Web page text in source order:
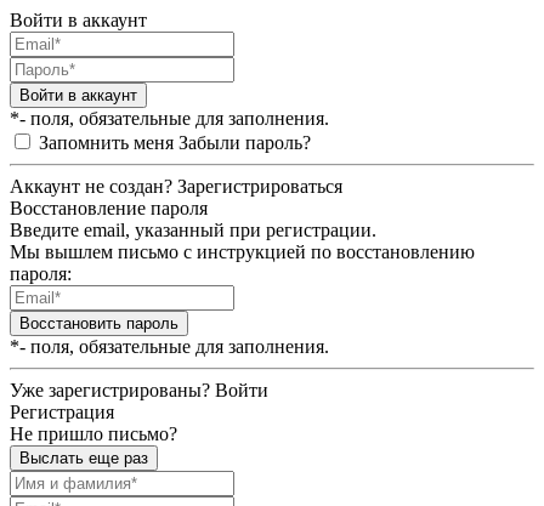
Войти в аккаунт
Войти в аккаунт
*- поля, обязательные для заполнения.
Запомнить меня Забыли пароль?
Аккаунт не создан? Зарегистрироваться
Восстановление пароля
Введите email, указанный при регистрации.
Мы вышлем письмо с инструкцией по восстановлению
пароля:
Восстановить пароль
*- поля, обязательные для заполнения.
Уже зарегистрированы? Войти
Регистрация
Не пришло письмо?
Выслать еще раз